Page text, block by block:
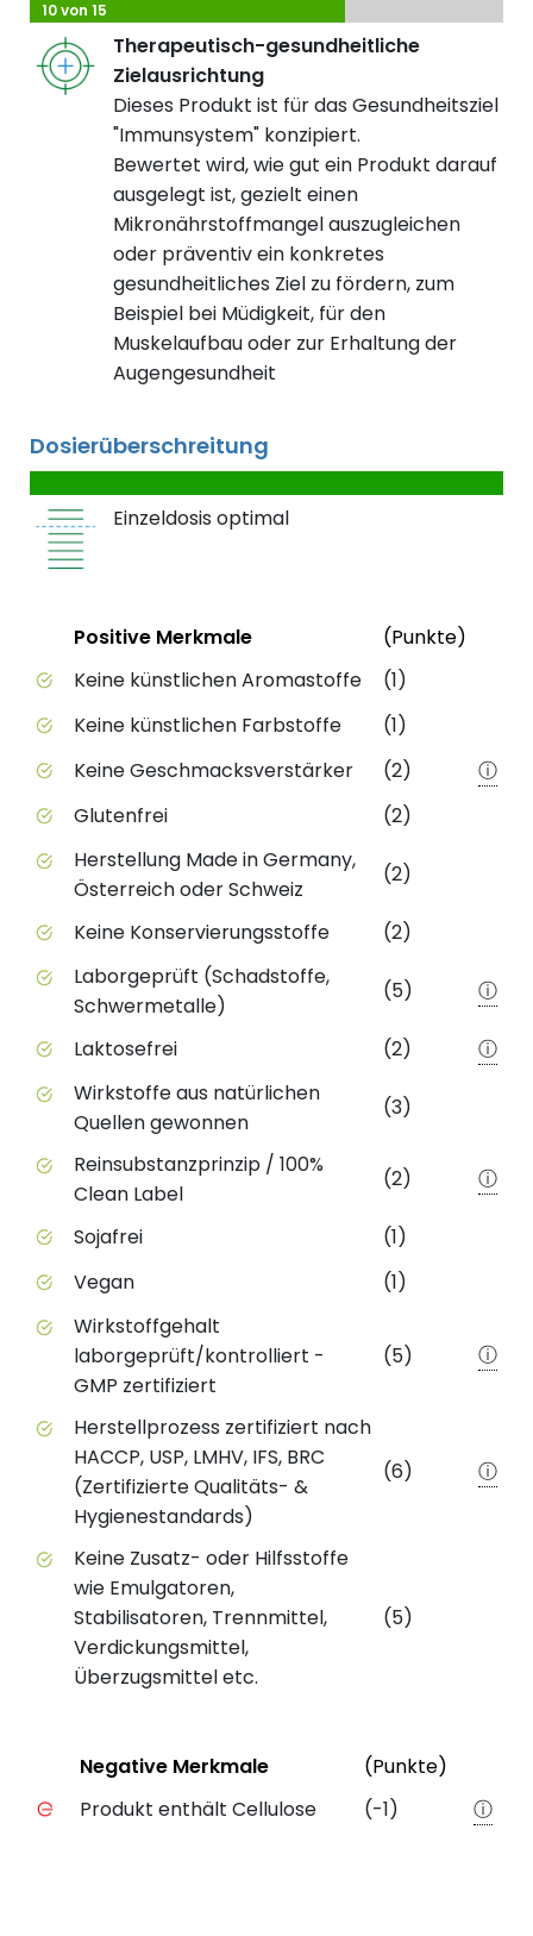
10 von 15
Therapeutisch-gesundheitliche
Zielausrichtung
Dieses Produkt ist für das Gesundheitsziel
"Immunsystem" konzipiert.
Bewertet wird, wie gut ein Produkt darauf
ausgelegt ist, gezielt einen
Mikronährstoffmangel auszugleichen
oder präventiv ein konkretes
gesundheitliches Ziel zu fördern, zum
Beispiel bei Müdigkeit, für den
Muskelaufbau oder zur Erhaltung der
Augengesundheit
Dosierüberschreitung
Einzeldosis optimal
Positive Merkmale des Produkts mit
StatusPositive Merkmale (Punkte)
Keine künstlichen Aromastoffe
(1)
Keine künstlichen Farbstoffe
(1)
Keine Geschmacksverstärker
(2)
ⓘ
Glutenfrei
(2)
Herstellung Made in Germany,
Österreich oder Schweiz
(2)
Keine Konservierungsstoffe
(2)
Laborgeprüft (Schadstoffe,
Schwermetalle)
(5) ⓘ
Laktosefrei (2)
ⓘ
Wirkstoffe aus natürlichen
Quellen gewonnen
(3)
Reinsubstanzprinzip / 100%
Clean Label
(2) ⓘ
Sojafrei
(1)
Vegan
(1)
Wirkstoffgehalt
laborgeprüft/kontrolliert -
GMP zertifiziert
(5) ⓘ
Herstellprozess zertifiziert nach
HACCP, USP, LMHV, IFS, BRC
(Zertifizierte Qualitäts- &
Hygienestandards)
(6) ⓘ
Keine Zusatz- oder Hilfsstoffe
wie Emulgatoren,
Stabilisatoren, Trennmittel,
Verdickungsmittel,
Überzugsmittel etc.
(5)
Negative Merkmale des Produkts mit Punkteabzug
StatusNegative Merkmale (Punkte)
Produkt enthält Cellulose
(-1) ⓘ